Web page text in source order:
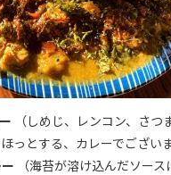
（しめじ、レンコン、さつ
っとする、カレーでござい
（海苔が溶け込んだソー